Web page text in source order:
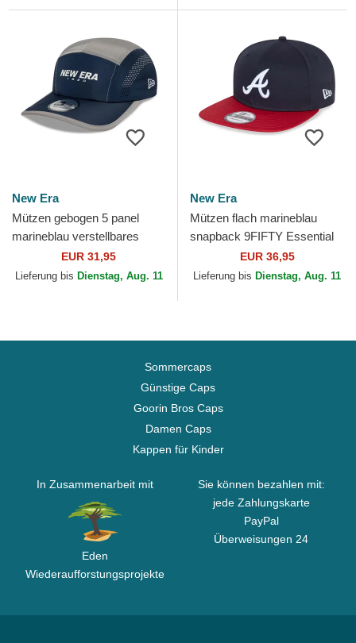
New Era
Mützen gebogen 5 panel
marineblau verstellbares
band Runner Colour Block
von New Era
EUR 31,95
Lieferung bis Dienstag, Aug. 11
New Era
Mützen flach marineblau
snapback 9FIFTY Essential
der Atlanta Braves MLB von
New Era
EUR 36,95
Lieferung bis Dienstag, Aug. 11
Sommercaps
Günstige Caps
Goorin Bros Caps
Damen Caps
Kappen für Kinder
In Zusammenarbeit mit
Eden
Wiederaufforstungsprojekte
Sie können bezahlen mit:
jede Zahlungskarte
PayPal
Überweisungen 24